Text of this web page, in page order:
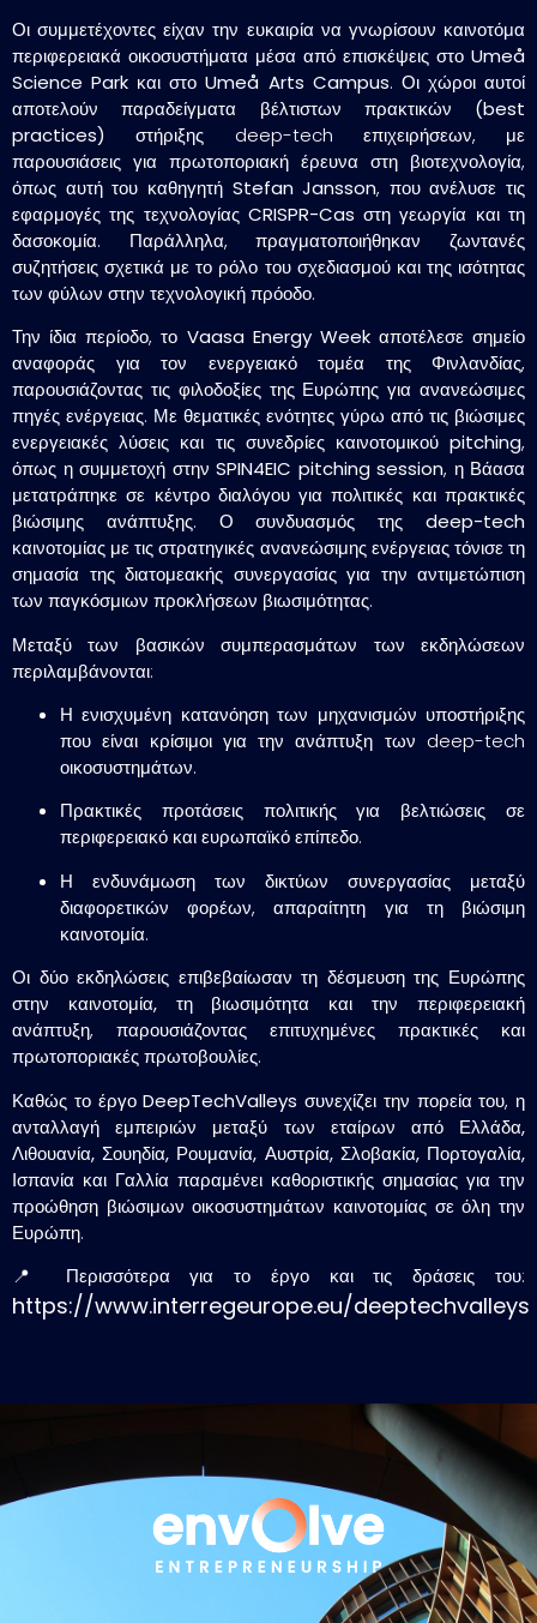
Οι συμμετέχοντες είχαν την ευκαιρία να γνωρίσουν καινοτόμα
περιφερειακά οικοσυστήματα μέσα από επισκέψεις στο Umeå
Science Park και στοUmeå Arts Campus. Οι χώροι αυτοί
αποτελούνπαραδείγματα βέλτιστων πρακτικών (best
practices) στήριξης deep-tech επιχειρήσεων, με
παρουσιάσεις για πρωτοποριακή έρευνα στη βιοτεχνολογία,
όπως αυτή του καθηγητή Stefan Jansson, που ανέλυσε τις
εφαρμογές της τεχνολογίας CRISPR-Cas στη γεωργία και τη
δασοκομία. Παράλληλα, πραγματοποιήθηκαν ζωντανές
συζητήσεις σχετικά με το ρόλο του σχεδιασμού και της ισότητας
των φύλων στην τεχνολογική πρόοδο.
Την ίδια περίοδο, το Vaasa Energy Weekαποτέλεσε σημείο
αναφοράς για τον ενεργειακό τομέα της Φινλανδίας,
παρουσιάζοντας τις φιλοδοξίες της Ευρώπης για ανανεώσιμες
πηγές ενέργειας. Με θεματικές ενότητες γύρω από τις βιώσιμες
ενεργειακές λύσεις και τις συνεδρίες καινοτομικού pitching,
όπως η συμμετοχή στην SPIN4EIC pitching session, η Βάασα
μετατράπηκε σε κέντρο διαλόγου για πολιτικές και πρακτικές
βιώσιμης ανάπτυξης. Ο συνδυασμός τηςdeep-tech
καινοτομίας με τιςστρατηγικές ανανεώσιμης ενέργειαςτόνισε τη
σημασία της διατομεακής συνεργασίαςγια την αντιμετώπιση
των παγκόσμιων προκλήσεων βιωσιμότητας.
Μεταξύ των βασικών συμπερασμάτων των εκδηλώσεων
περιλαμβάνονται:
Ηενισχυμένη κατανόησητων μηχανισμών υποστήριξης
που είναι κρίσιμοι για την ανάπτυξη των deep-tech
οικοσυστημάτων.
Πρακτικές προτάσεις πολιτικήςγια βελτιώσεις σε
περιφερειακό και ευρωπαϊκό επίπεδο.
Η ενδυνάμωση των δικτύων συνεργασίας μεταξύ
διαφορετικών φορέων, απαραίτητη για τη βιώσιμη
καινοτομία.
Οι δύο εκδηλώσεις επιβεβαίωσαν τη δέσμευση της Ευρώπης
στην καινοτομία, τη βιωσιμότητα και την περιφερειακή
ανάπτυξη, παρουσιάζοντας επιτυχημένες πρακτικές και
πρωτοποριακές πρωτοβουλίες.
Καθώς το έργοDeepTechValleys συνεχίζει την πορεία του, η
ανταλλαγή εμπειριών μεταξύ των εταίρων από Ελλάδα,
Λιθουανία, Σουηδία, Ρουμανία, Αυστρία, Σλοβακία, Πορτογαλία,
Ισπανία και Γαλλία παραμένει καθοριστικής σημασίας για την
προώθηση βιώσιμων οικοσυστημάτων καινοτομίας σε όλη την
Ευρώπη.
📍 Περισσότερα για το έργο και τις δράσεις του:
https://www.interregeurope.eu/deeptechvalleys